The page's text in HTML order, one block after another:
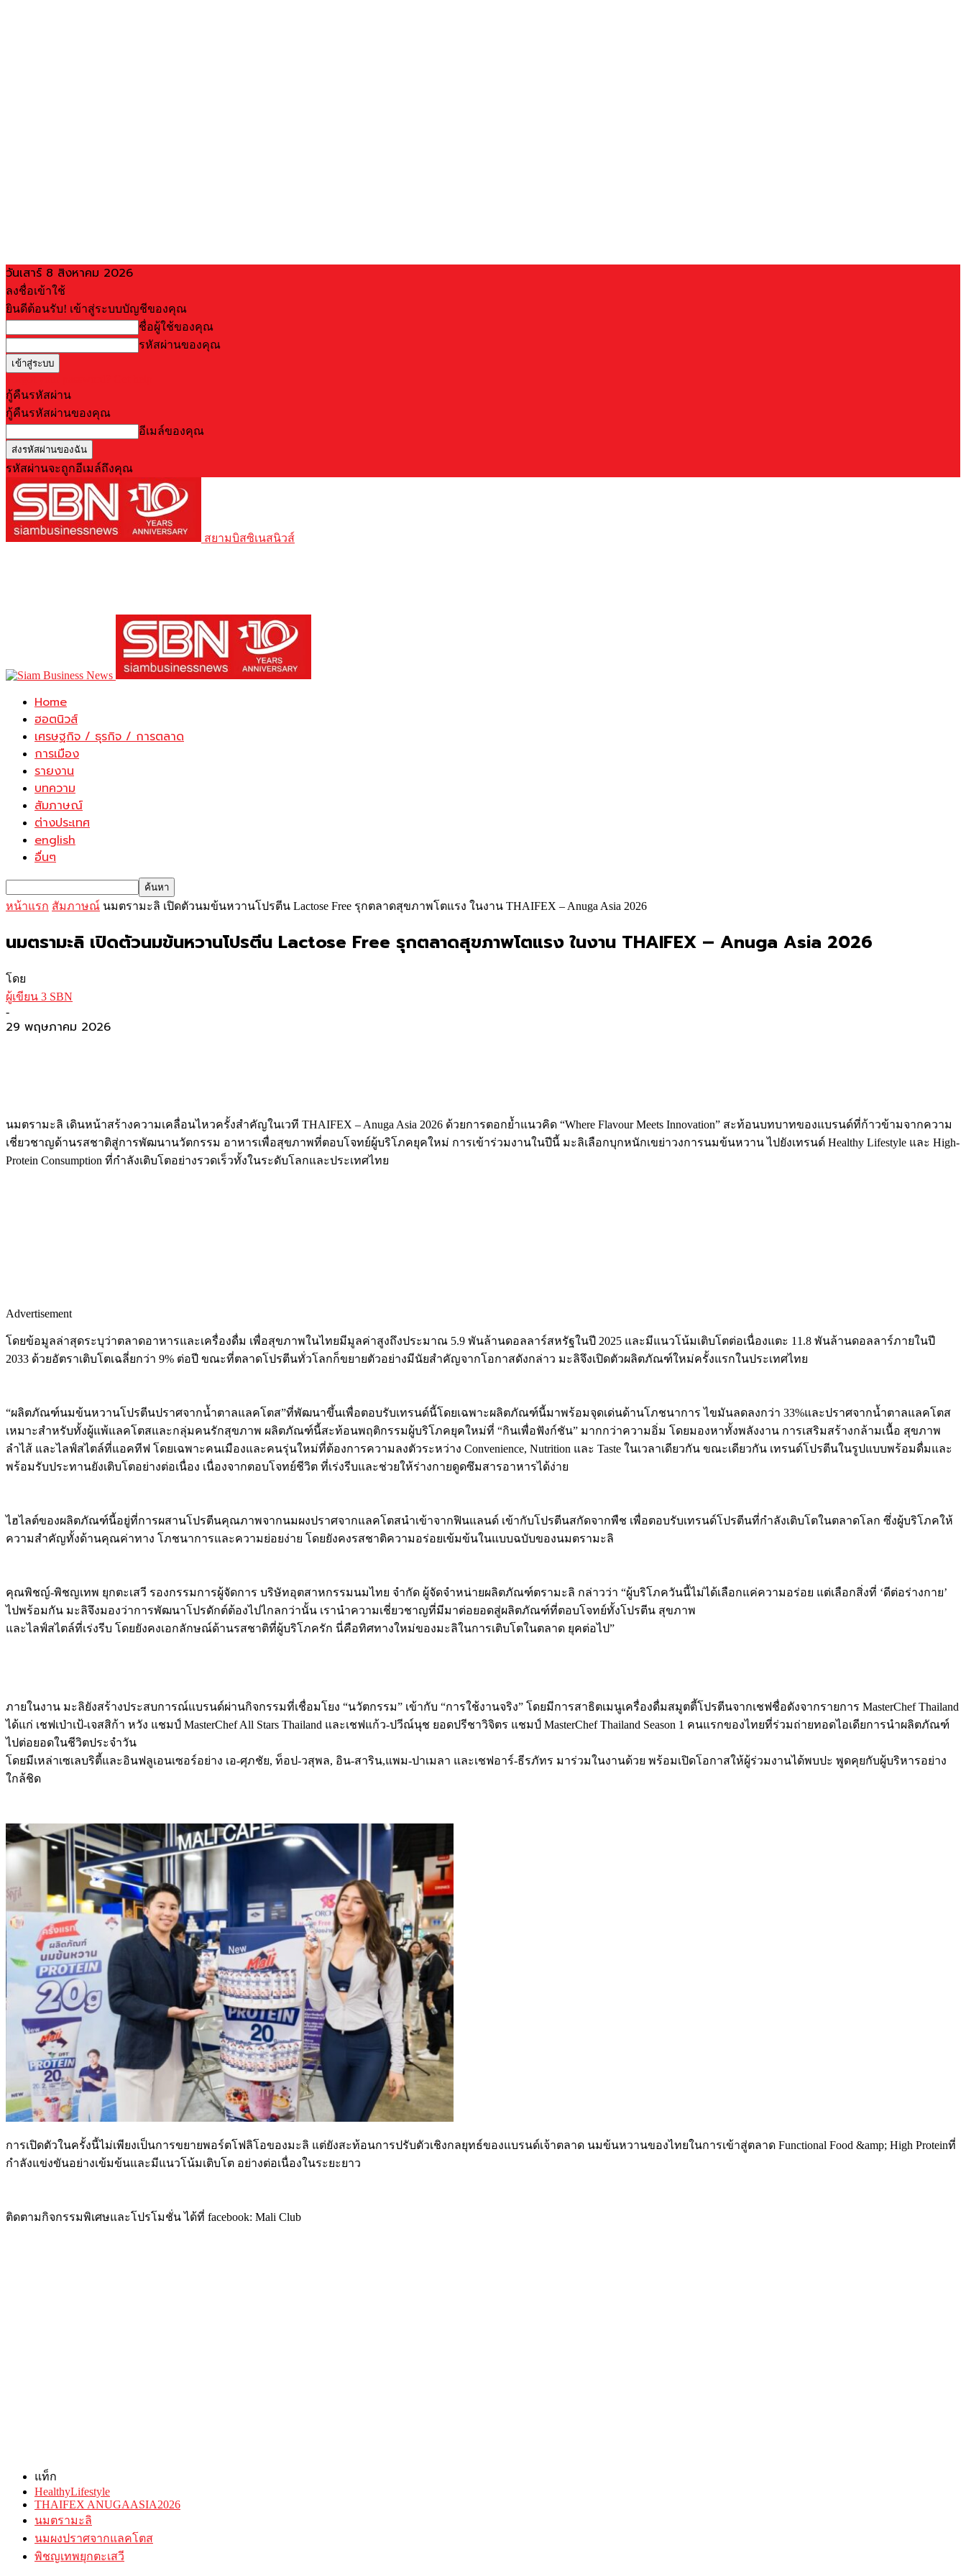
วันเสาร์ 8 สิงหาคม 2026
ลงชื่อเข้าใช้
ยินดีต้อนรับ! เข้าสู่ระบบบัญชีของคุณ
ชื่อผู้ใช้ของคุณ
รหัสผ่านของคุณ
กู้คืนรหัสผ่าน
กู้คืนรหัสผ่านของคุณ
อีเมล์ของคุณ
รหัสผ่านจะถูกอีเมล์ถึงคุณ
สยามบิสซิเนสนิวส์
Home
ฮอตนิวส์
เศรษฐกิจ / ธุรกิจ / การตลาด
การเมือง
รายงาน
บทความ
สัมภาษณ์
ต่างประเทศ
english
อื่นๆ
หน้าแรก สัมภาษณ์ นมตรามะลิ เปิดตัวนมข้นหวานโปรตีน Lactose Free รุกตลาดสุขภาพโตแรง ในงาน THAIFEX – Anuga Asia 2026
นมตรามะลิ เปิดตัวนมข้นหวานโปรตีน Lactose Free รุกตลาดสุขภาพโตแรง ในงาน THAIFEX – Anuga Asia 2026
โดย
ผู้เขียน 3 SBN
-
29 พฤษภาคม 2026
นมตรามะลิ เดินหน้าสร้างความเคลื่อนไหวครั้งสำคัญในเวที THAIFEX – Anuga Asia 2026 ด้วยการตอกย้ำแนวคิด “Where Flavour Meets Innovation” สะท้อนบทบาทของแบรนด์ที่ก้าวข้ามจากความ
เชี่ยวชาญด้านรสชาติสู่การพัฒนานวัตกรรม อาหารเพื่อสุขภาพที่ตอบโจทย์ผู้บริโภคยุคใหม่ การเข้าร่วมงานในปีนี้ มะลิเลือกบุกหนักเขย่าวงการนมข้นหวาน ไปยังเทรนด์ Healthy Lifestyle และ High-
Protein Consumption ที่กำลังเติบโตอย่างรวดเร็วทั้งในระดับโลกและประเทศไทย
Advertisement
โดยข้อมูลล่าสุดระบุว่าตลาดอาหารและเครื่องดื่ม เพื่อสุขภาพในไทยมีมูลค่าสูงถึงประมาณ 5.9 พันล้านดอลลาร์สหรัฐในปี 2025 และมีแนวโน้มเติบโตต่อเนื่องแตะ 11.8 พันล้านดอลลาร์ภายในปี
2033 ด้วยอัตราเติบโตเฉลี่ยกว่า 9% ต่อปี ขณะที่ตลาดโปรตีนทั่วโลกก็ขยายตัวอย่างมีนัยสำคัญจากโอกาสดังกล่าว มะลิจึงเปิดตัวผลิตภัณฑ์ใหม่ครั้งแรกในประเทศไทย
“ผลิตภัณฑ์นมข้นหวานโปรตีนปราศจากน้ำตาลแลคโตส”ที่พัฒนาขึ้นเพื่อตอบรับเทรนด์นี้โดยเฉพาะผลิตภัณฑ์นี้มาพร้อมจุดเด่นด้านโภชนาการ ไขมันลดลงกว่า 33%และปราศจากน้ำตาลแลคโตส
เหมาะสำหรับทั้งผู้แพ้แลคโตสและกลุ่มคนรักสุขภาพ ผลิตภัณฑ์นี้สะท้อนพฤติกรรมผู้บริโภคยุคใหม่ที่ “กินเพื่อฟังก์ชัน” มากกว่าความอิ่ม โดยมองหาทั้งพลังงาน การเสริมสร้างกล้ามเนื้อ สุขภาพ
ลำไส้ และไลฟ์สไตล์ที่แอคทีฟ โดยเฉพาะคนเมืองและคนรุ่นใหม่ที่ต้องการความลงตัวระหว่าง Convenience, Nutrition และ Taste ในเวลาเดียวกัน ขณะเดียวกัน เทรนด์โปรตีนในรูปแบบพร้อมดื่มและ
พร้อมรับประทานยังเติบโตอย่างต่อเนื่อง เนื่องจากตอบโจทย์ชีวิต ที่เร่งรีบและช่วยให้ร่างกายดูดซึมสารอาหารได้ง่าย
ไฮไลต์ของผลิตภัณฑ์นี้อยู่ที่การผสานโปรตีนคุณภาพจากนมผงปราศจากแลคโตสนำเข้าจากฟินแลนด์ เข้ากับโปรตีนสกัดจากพืช เพื่อตอบรับเทรนด์โปรตีนที่กำลังเติบโตในตลาดโลก ซึ่งผู้บริโภคให้
ความสำคัญทั้งด้านคุณค่าทาง โภชนาการและความย่อยง่าย โดยยังคงรสชาติความอร่อยเข้มข้นในแบบฉบับของนมตรามะลิ
คุณพิชญ์-พิชญเทพ ยุกตะเสวี รองกรรมการผู้จัดการ บริษัทอุตสาหกรรมนมไทย จำกัด ผู้จัดจำหน่ายผลิตภัณฑ์ตรามะลิ กล่าวว่า “ผู้บริโภควันนี้ไม่ได้เลือกแค่ความอร่อย แต่เลือกสิ่งที่ ‘ดีต่อร่างกาย’
ไปพร้อมกัน มะลิจึงมองว่าการพัฒนาโปรดักต์ต้องไปไกลกว่านั้น เรานำความเชี่ยวชาญที่มีมาต่อยอดสู่ผลิตภัณฑ์ที่ตอบโจทย์ทั้งโปรตีน สุขภาพ
และไลฟ์สไตล์ที่เร่งรีบ โดยยังคงเอกลักษณ์ด้านรสชาติที่ผู้บริโภครัก นี่คือทิศทางใหม่ของมะลิในการเติบโตในตลาด ยุคต่อไป”
ภายในงาน มะลิยังสร้างประสบการณ์แบรนด์ผ่านกิจกรรมที่เชื่อมโยง “นวัตกรรม” เข้ากับ “การใช้งานจริง” โดยมีการสาธิตเมนูเครื่องดื่มสมูตตี้โปรตีนจากเชฟชื่อดังจากรายการ MasterChef Thailand
ได้แก่ เชฟเป่าเป้-เจสสิก้า หวัง แชมป์ MasterChef All Stars Thailand และเชฟแก้ว-ปวีณ์นุช ยอดปรีชาวิจิตร แชมป์ MasterChef Thailand Season 1 คนแรกของไทยที่ร่วมถ่ายทอดไอเดียการนำผลิตภัณฑ์
ไปต่อยอดในชีวิตประจำวัน
โดยมีเหล่าเซเลบริตี้และอินฟลูเอนเซอร์อย่าง เอ-ศุภชัย, ท็อป-วสุพล, อิน-สาริน,แพม-ปาเมลา และเชฟอาร์-ธีรภัทร มาร่วมในงานด้วย พร้อมเปิดโอกาสให้ผู้ร่วมงานได้พบปะ พูดคุยกับผู้บริหารอย่าง
ใกล้ชิด
การเปิดตัวในครั้งนี้ไม่เพียงเป็นการขยายพอร์ตโฟลิโอของมะลิ แต่ยังสะท้อนการปรับตัวเชิงกลยุทธ์ของแบรนด์เจ้าตลาด นมข้นหวานของไทยในการเข้าสู่ตลาด Functional Food &amp; High Proteinที่
กำลังแข่งขันอย่างเข้มข้นและมีแนวโน้มเติบโต อย่างต่อเนื่องในระยะยาว
ติดตามกิจกรรมพิเศษและโปรโมชั่น ได้ที่ facebook: Mali Club
แท็ก
HealthyLifestyle
THAIFEX ANUGAASIA2026
นมตรามะลิ
นมผงปราศจากแลคโตส
พิชญเทพยุกตะเสวี